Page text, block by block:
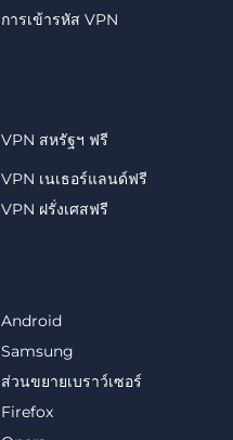
การเข้ารหัส VPN
Android
Samsung
ส่วนขยายเบราว์เซอร์
Firefox
VPN สหรัฐฯ ฟรี
VPN เนเธอร์แลนด์ฟรี
VPN ฝรั่งเศสฟรี